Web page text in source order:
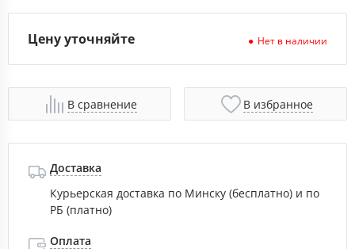
Цену уточняйте Нет в наличии
В сравнение В избранное
Доставка
Курьерская доставка по Минску (бесплатно) и по
РБ (платно)
Оплата